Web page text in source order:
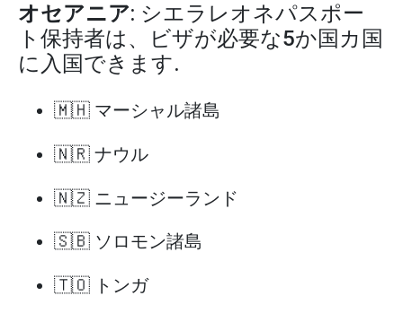
オセアニア: シエラレオネパスポー
ト保持者は、ビザが必要な5か国カ国
に入国できます.
🇲🇭 マーシャル諸島
🇳🇷 ナウル
🇳🇿 ニュージーランド
🇸🇧 ソロモン諸島
🇹🇴 トンガ